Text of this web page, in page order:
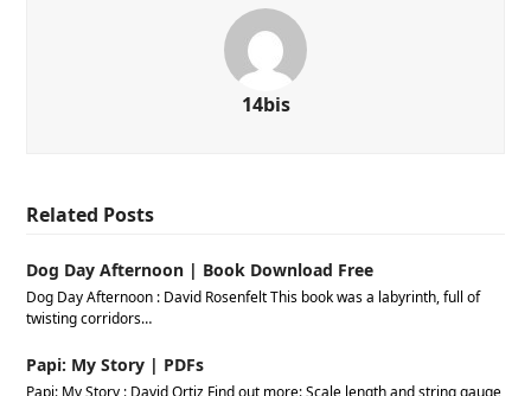
14bis
Related Posts
Dog Day Afternoon | Book Download Free
Dog Day Afternoon : David Rosenfelt This book was a labyrinth, full of
twisting corridors…
Papi: My Story | PDFs
Papi: My Story : David Ortiz Find out more: Scale length and string gauge